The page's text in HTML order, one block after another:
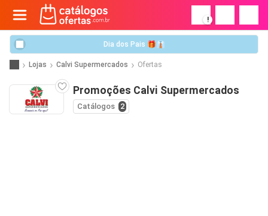
!
Dia dos Pais 🎁👔
Lojas Calvi Supermercados Ofertas
Promoções Calvi Supermercados
Catálogos 2